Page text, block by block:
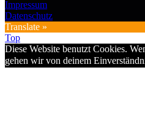
Impressum
Datenschutz
Translate »
Top
Diese Website benutzt Cookies.
gehen wir von deinem